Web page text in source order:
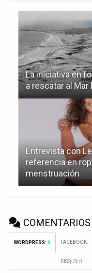
La iniciativa en
a rescatar al Mar
Entrevista con
referencia en
menstruación
COMENTARIOS
WORDPRESS: 0 FACEBOOK:
DISQUS: 0